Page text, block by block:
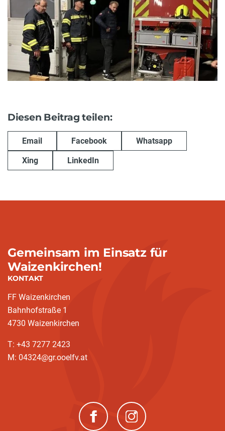
Diesen Beitrag teilen:
Email Facebook Whatsapp
Xing LinkedIn
Gemeinsam im Einsatz für
Waizenkirchen!
KONTAKT
FF Waizenkirchen
Bahnhofstraße 1
4730 Waizenkirchen
T: +43 7277 2423
M: 04324@gr.ooelfv.at
(neues Fenster)(neues Fenster)